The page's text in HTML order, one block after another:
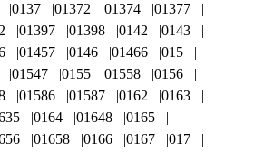
0137 01372 01374
01377
01397 01398 0142
0143
01457 0146 01466
015
01547 0155 01558
0156
01586 01587 0162
0163
0164 01648
0165
01658 0166 0167
017